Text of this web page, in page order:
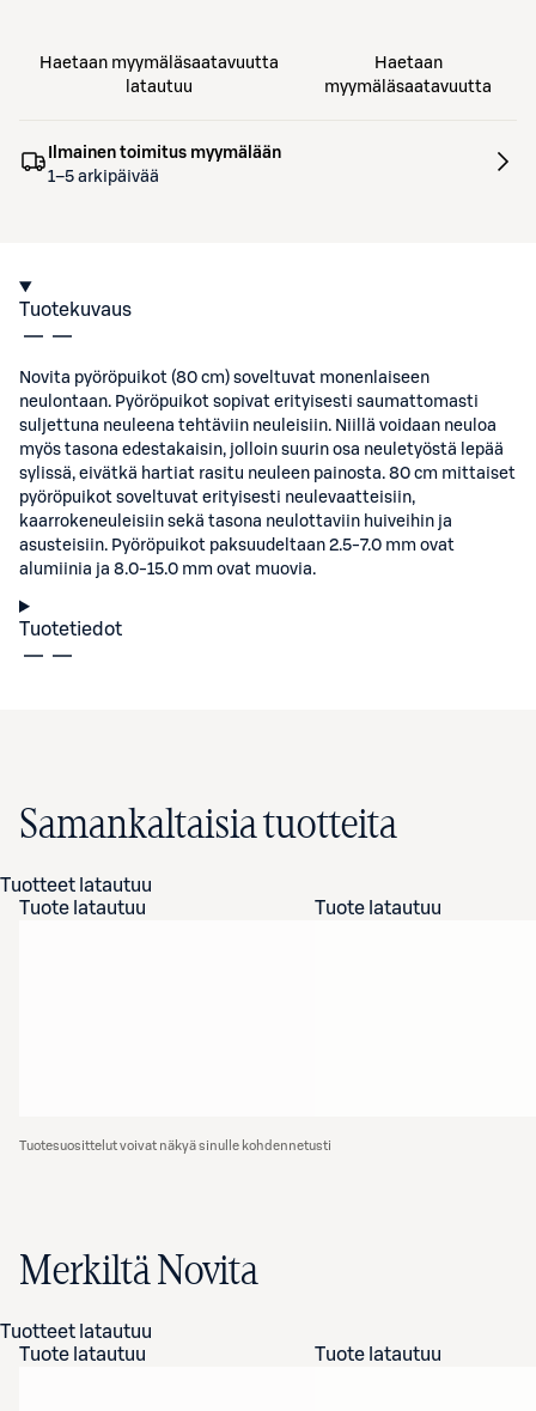
Haetaan myymäläsaatavuutta
latautuu
Haetaan
myymäläsaatavuutta
Ilmainen toimitus myymälään
1–5 arkipäivää
Tuotekuvaus
Novita pyöröpuikot (80 cm) soveltuvat monenlaiseen
neulontaan. Pyöröpuikot sopivat erityisesti saumattomasti
suljettuna neuleena tehtäviin neuleisiin. Niillä voidaan neuloa
myös tasona edestakaisin, jolloin suurin osa neuletyöstä lepää
sylissä, eivätkä hartiat rasitu neuleen painosta. 80 cm mittaiset
pyöröpuikot soveltuvat erityisesti neulevaatteisiin,
kaarrokeneuleisiin sekä tasona neulottaviin huiveihin ja
asusteisiin. Pyöröpuikot paksuudeltaan 2.5-7.0 mm ovat
alumiinia ja 8.0-15.0 mm ovat muovia.
Tuotetiedot
Samankaltaisia tuotteita
Tuotteet latautuu
Tuote latautuu
Tuote latautuu
Tuotesuosittelut voivat näkyä sinulle kohdennetusti
Merkiltä Novita
Tuotteet latautuu
Tuote latautuu
Tuote latautuu